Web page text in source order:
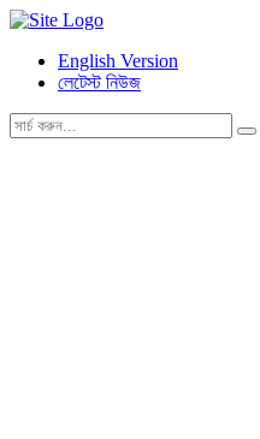
English Version
লেটেস্ট নিউজ